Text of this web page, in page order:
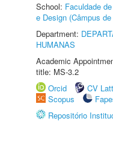
School: Faculdade
e Design (Câmpus
Department:
HUMANAS
Academic
title: MS-3.2
Orcid
CV
Scopus
Repositório